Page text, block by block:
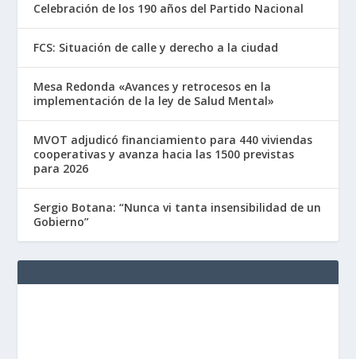
Celebración de los 190 años del Partido Nacional
FCS: Situación de calle y derecho a la ciudad
Mesa Redonda «Avances y retrocesos en la
implementación de la ley de Salud Mental»
MVOT adjudicó financiamiento para 440 viviendas
cooperativas y avanza hacia las 1500 previstas
para 2026
Sergio Botana: “Nunca vi tanta insensibilidad de un
Gobierno”